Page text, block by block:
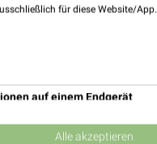
REWE
für diese Website/App.
auf einem Endgerät
von Werbeanzeigen
Alle akzeptieren